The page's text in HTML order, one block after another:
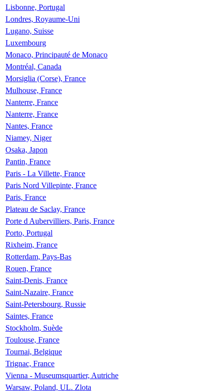
Lisbonne, Portugal
Londres, Royaume-Uni
Lugano, Suisse
Luxembourg
Monaco, Principauté de Monaco
Montréal, Canada
Morsiglia (Corse), France
Mulhouse, France
Nanterre, France
Nanterre, France
Nantes, France
Niamey, Niger
Osaka, Japon
Pantin, France
Paris - La Villette, France
Paris Nord Villepinte, France
Paris, France
Plateau de Saclay, France
Porte d Aubervilliers, Paris, France
Porto, Portugal
Rixheim, France
Rotterdam, Pays-Bas
Rouen, France
Saint-Denis, France
Saint-Nazaire, France
Saint-Petersbourg, Russie
Saintes, France
Stockholm, Suède
Toulouse, France
Tournai, Belgique
Trignac, France
Vienna - Museumsquartier, Autriche
Warsaw, Poland, UL. Zlota